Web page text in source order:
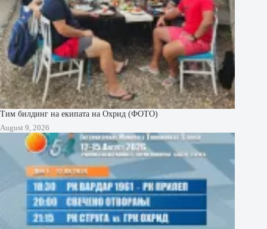
Тим билдинг на екипата на Охрид (ФОТО)
August 9, 2026